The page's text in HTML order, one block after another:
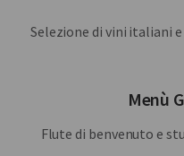
Selezione di vini italiani
Menù
Flute di benvenuto e